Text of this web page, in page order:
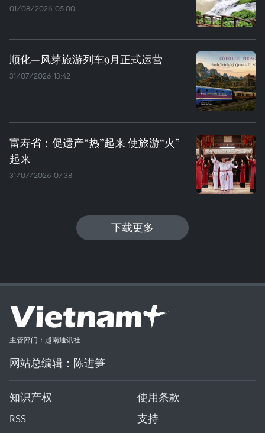
01/08/2026 05:00
顺化—风芽旅游列车9月正式运营
31/07/2026 13:42
富寿省：促遗产“热”起来 使旅游“火”
起来
31/07/2026 07:38
下载更多
主管部门：越南通讯社
网站总编辑：陈进笋
知识产权
使用条款
RSS
支持